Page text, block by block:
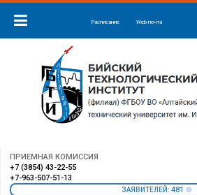
Расписание Web-почта
ПРИЕМНАЯ КОМИССИЯ
+7 (3854) 43-22-55
+7-963-507-51-13
ЗАЯВИТЕЛЕЙ: 481